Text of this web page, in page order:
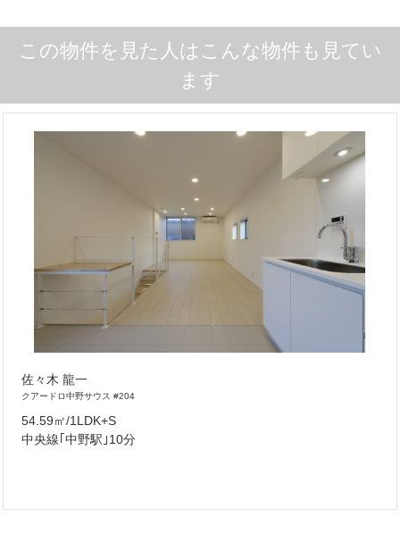
この物件を見た人はこんな物件も見てい
ます
佐々木 龍一
クアードロ中野サウス #204
54.59㎡/1LDK+S
中央線｢中野駅｣10分